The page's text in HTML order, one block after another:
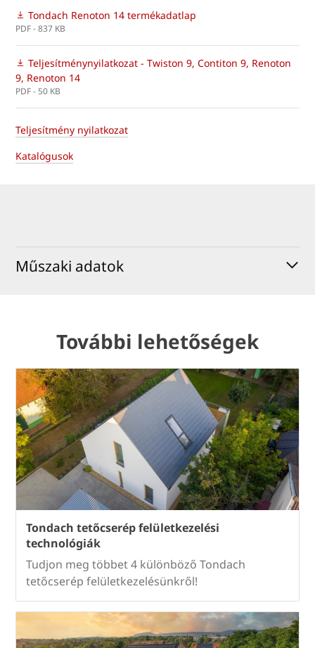
Tondach Renoton 14 termékadatlap
PDF - 837 KB
Teljesítménynyilatkozat - Twiston 9, Contiton 9, Renoton
9, Renoton 14
PDF - 50 KB
Teljesítmény nyilatkozat
Katalógusok
Műszaki adatok
További lehetőségek
Tondach tetőcserép felületkezelési
technológiák
Tudjon meg többet 4 különböző Tondach
tetőcserép felületkezelésünkről!